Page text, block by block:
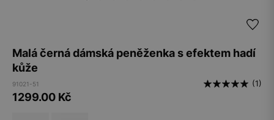
Malá černá dámská peněženka s efektem hadí
kůže
91021-51 (1)
1299.00 Kč